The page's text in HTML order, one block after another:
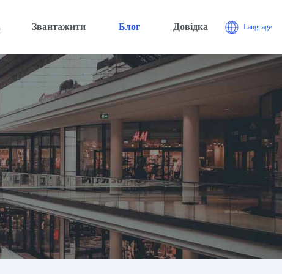
Звантажити Блог Довідка Language